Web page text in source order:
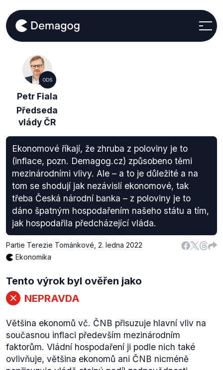
ODS
Petr Fiala
Předseda
vlády ČR
Ekonomové říkají, že zhruba z poloviny je to
(inflace, pozn. Demagog.cz) způsobeno těmi
mezinárodními vlivy. Ale – a to je důležité a na
tom se shodují jak nezávislí ekonomové, tak
třeba Česká národní banka – z poloviny je to
dáno špatným hospodařením našeho státu a tím,
jak hospodařila předcházející vláda.
Partie Terezie Tománkové 2. ledna 2022
Ekonomika
Tento výrok byl ověřen jako
NEPRAVDA
Většina ekonomů vč. ČNB přisuzuje hlavní vliv na
současnou inflaci především mezinárodním
faktorům. Vládní hospodaření ji podle nich také
ovlivňuje, většina ekonomů ani ČNB nicméně